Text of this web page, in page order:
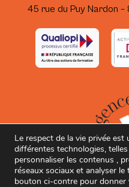
45 rue du Puy Nardon
Le respect de la vie privée
différentes technologies,
personnaliser les contenus ,
réseaux sociaux et analyser
bouton ci-contre pour donner